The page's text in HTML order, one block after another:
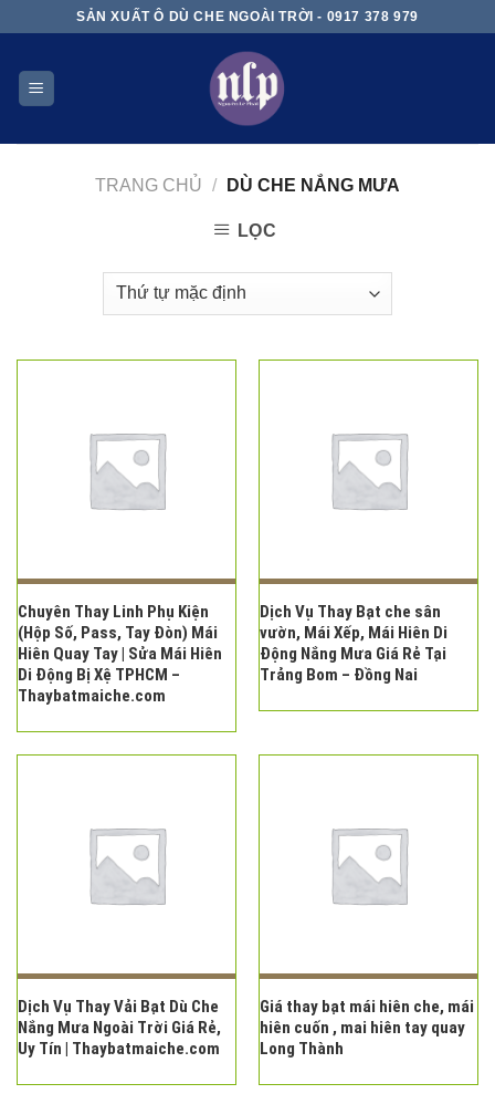
content
SẢN XUẤT Ô DÙ CHE NGOÀI TRỜI - 0917 378 979
TRANG CHỦ / DÙ CHE NẮNG MƯA
LỌC
Chuyên Thay Linh Phụ Kiện
(Hộp Số, Pass, Tay Đòn) Mái
Hiên Quay Tay | Sửa Mái Hiên
Di Động Bị Xệ TPHCM –
Thaybatmaiche.com
Dịch Vụ Thay Bạt che sân
vườn, Mái Xếp, Mái Hiên Di
Động Nắng Mưa Giá Rẻ Tại
Trảng Bom – Đồng Nai
Dịch Vụ Thay Vải Bạt Dù Che
Nắng Mưa Ngoài Trời Giá Rẻ,
Uy Tín | Thaybatmaiche.com
Giá thay bạt mái hiên che, mái
hiên cuốn , mai hiên tay quay
Long Thành